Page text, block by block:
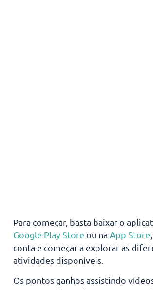
Para começar, basta baixar o
Google Play Store ou na App Store
conta e começar a explorar as
atividades disponíveis.
Os pontos ganhos assistindo